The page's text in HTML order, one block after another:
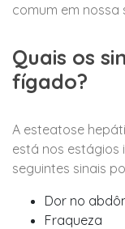
comum em nossa
Quais os
fígado?
A esteatose
está nos estágios
seguintes sinais
Dor no
Fraqueza